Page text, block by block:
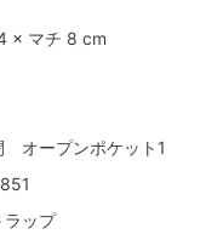
× マチ 8 cm
オープンポケット1
ラップ